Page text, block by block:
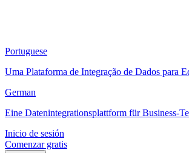
Portuguese
Uma Plataforma de Integração de Dados para
German
Eine Datenintegrationsplattform für Business-
Inicio de sesión
Comenzar gratis